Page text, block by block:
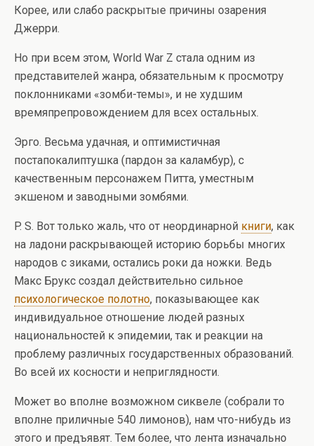
Корее, или слабо раскрытые причины озарения
Джерри.
Но при всем этом, World War Z стала одним из
представителей жанра, обязательным к просмотру
поклонниками «зомби-темы», и не худшим
времяпрепровождением для всех остальных.
Эрго. Весьма удачная, и оптимистичная
постапокалиптушка (пардон за каламбур), с
качественным персонажем Питта, уместным
экшеном и заводными зомбями.
P. S. Вот только жаль, что от неординарной книги, как
на ладони раскрывающей историю борьбы многих
народов с зиками, остались роки да ножки. Ведь
Макс Брукс создал действительно сильное
психологическое полотно, показывающее как
индивидуальное отношение людей разных
национальностей к эпидемии, так и реакции на
проблему различных государственных образований.
Во всей их косности и неприглядности.
Может во вполне возможном сиквеле (собрали то
вполне приличные 540 лимонов), нам что-нибудь из
этого и предъявят. Тем более, что лента изначально